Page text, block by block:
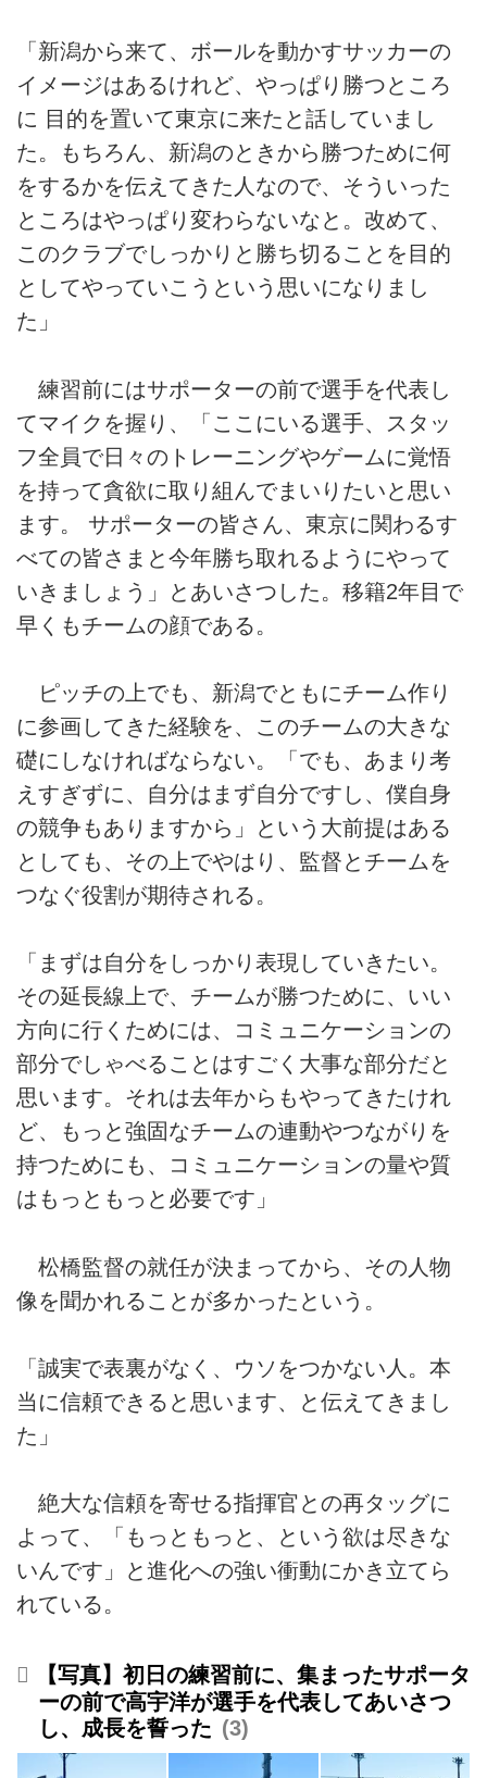
「新潟から来て、ボールを動かすサッカーの
イメージはあるけれど、やっぱり勝つところ
に 目的を置いて東京に来たと話していまし
た。もちろん、新潟のときから勝つために何
をするかを伝えてきた人なので、そういった
ところはやっぱり変わらないなと。改めて、
このクラブでしっかりと勝ち切ることを目的
としてやっていこうという思いになりまし
た」
練習前にはサポーターの前で選手を代表し
てマイクを握り、「ここにいる選手、スタッ
フ全員で日々のトレーニングやゲームに覚悟
を持って貪欲に取り組んでまいりたいと思い
ます。 サポーターの皆さん、東京に関わるす
べての皆さまと今年勝ち取れるようにやって
いきましょう」とあいさつした。移籍2年目で
早くもチームの顔である。
ピッチの上でも、新潟でともにチーム作り
に参画してきた経験を、このチームの大きな
礎にしなければならない。「でも、あまり考
えすぎずに、自分はまず自分ですし、僕自身
の競争もありますから」という大前提はある
としても、その上でやはり、監督とチームを
つなぐ役割が期待される。
「まずは自分をしっかり表現していきたい。
その延長線上で、チームが勝つために、いい
方向に行くためには、コミュニケーションの
部分でしゃべることはすごく大事な部分だと
思います。それは去年からもやってきたけれ
ど、もっと強固なチームの連動やつながりを
持つためにも、コミュニケーションの量や質
はもっともっと必要です」
松橋監督の就任が決まってから、その人物
像を聞かれることが多かったという。
「誠実で表裏がなく、ウソをつかない人。本
当に信頼できると思います、と伝えてきまし
た」
絶大な信頼を寄せる指揮官との再タッグに
よって、「もっともっと、という欲は尽きな
いんです」と進化への強い衝動にかき立てら
れている。
【写真】初日の練習前に、集まったサポータ
ーの前で高宇洋が選手を代表してあいさつ
し、成長を誓った
3